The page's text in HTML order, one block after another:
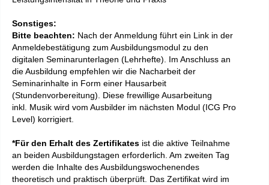
Sonstiges:
Bitte beachten: Nach der Anmeldung führt ein Link in der
Anmeldebestätigung zum Ausbildungsmodul zu den
digitalen Seminarunterlagen (Lehrhefte). Im Anschluss an
die Ausbildung empfehlen wir die Nacharbeit der
Seminarinhalte in Form einer Hausarbeit
(Stundenvorbereitung). Diese frewillige Ausarbeitung
inkl. Musik wird vom Ausbilder im nächsten Modul (ICG Pro
Level) korrigiert.
*Für den Erhalt des Zertifikates ist die aktive Teilnahme
an beiden Ausbildungstagen erforderlich. Am zweiten Tag
werden die Inhalte des Ausbildungswochenendes
theoretisch und praktisch überprüft. Das Zertifikat wird im